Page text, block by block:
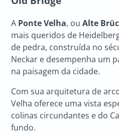
A Ponte Velha, ou Alte
mais queridos de
de pedra, construída no
Neckar e desempenha um
na paisagem da cidade.
Com sua arquitetura de
Velha oferece uma vista
colinas circundantes e do
fundo.